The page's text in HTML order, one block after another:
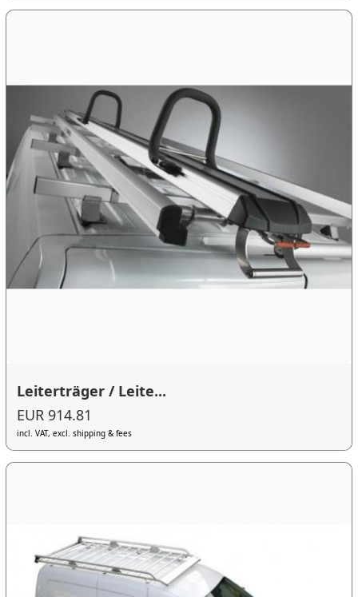
Leiterträger / Leite...
EUR 914.81
incl. VAT, excl. shipping & fees